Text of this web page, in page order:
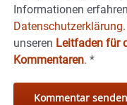
Informationen
Datenschutzerklärung.
unseren Leitfaden für
Kommentaren. *